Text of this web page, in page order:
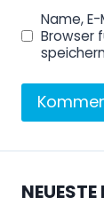
Name,
Browser